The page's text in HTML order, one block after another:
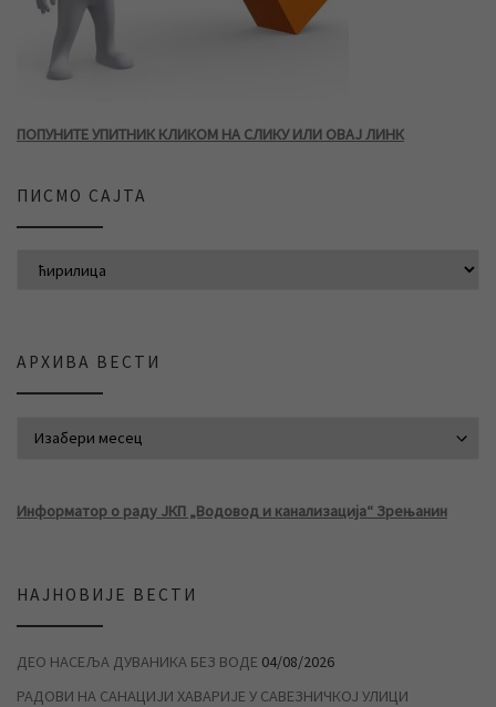
ПОПУНИТЕ УПИТНИК КЛИКОМ НА СЛИКУ ИЛИ ОВАЈ ЛИНК
ПИСМО САЈТА
АРХИВА ВЕСТИ
Информатор о раду ЈКП „Водовод и канализација“ Зрењанин
НАЈНОВИЈЕ ВЕСТИ
ДЕО НАСЕЉА ДУВАНИКА БЕЗ ВОДЕ 04/08/2026
РАДОВИ НА САНАЦИЈИ ХАВАРИЈЕ У САВЕЗНИЧКОЈ УЛИЦИ